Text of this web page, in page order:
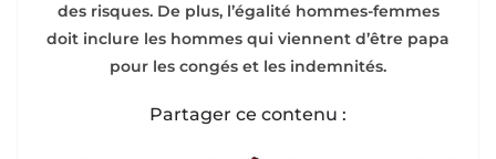
des risques. De plus, l’égalité hommes-femmes
doit inclure les hommes qui viennent d’être papa
pour les congés et les indemnités.
Partager ce contenu :